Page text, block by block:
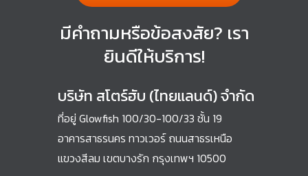
มีคำถามหรือข้อสงสัย? เรา
ยินดีให้บริการ!
บริษัท สโตร์ฮับ (ไทยแลนด์) จำกัด
ที่อยู่ Glowfish 100/30-100/33 ชั้น 19
อาคารสาธรนคร ทาวเวอร์ ถนนสาธรเหนือ
แขวงสีลม เขตบางรัก กรุงเทพฯ 10500